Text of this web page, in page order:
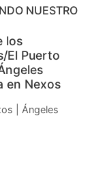
NUESTRO
los
El Puerto
en Nexos
| Ángeles